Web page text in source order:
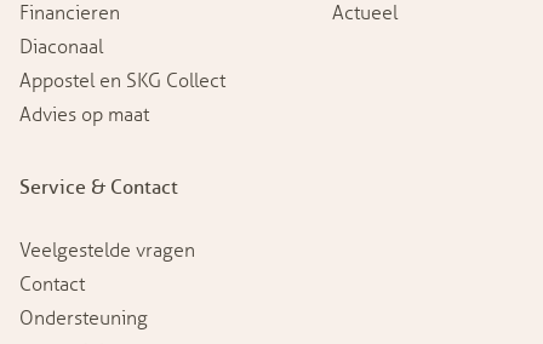
Financieren
Diaconaal
Appostel en SKG Collect
Advies op maat
Actueel
Service & Contact
Veelgestelde vragen
Contact
Ondersteuning